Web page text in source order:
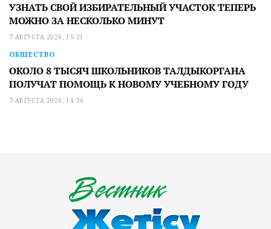
УЗНАТЬ СВОЙ ИЗБИРАТЕЛЬНЫЙ УЧАСТОК ТЕПЕРЬ
МОЖНО ЗА НЕСКОЛЬКО МИНУТ
7 АВГУСТА 2026, 15:21
ОБЩЕСТВО
ОКОЛО 8 ТЫСЯЧ ШКОЛЬНИКОВ ТАЛДЫКОРГАНА
ПОЛУЧАТ ПОМОЩЬ К НОВОМУ УЧЕБНОМУ ГОДУ
7 АВГУСТА 2026, 14:36